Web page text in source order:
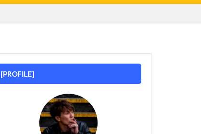
[PROFILE]